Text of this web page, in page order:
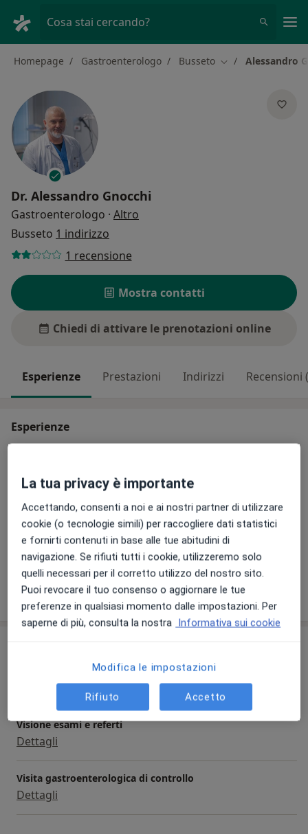
Cosa stai cercando?
Homepage Gastroenterologo Busseto Cambia città
Alessandro
Dr. Alessandro Gnocchi
Gastroenterologo · Altro
Busseto 1 indirizzo
1 recensione
Mostra contatti
Chiedi di attivare le prenotazioni online
Esperienze Prestazioni Indirizzi Recensioni
Esperienze
Aree di competenza principali:
Principali patologie trattate
Gastrite
Sindrome dell'intestino irritabile
Dolore addominale
Diarrea Helicobacter pylori
a11y_sr_more_diseases
Mostra dettagli
sull'esperienza
Visita gastroenterologica
Dettagli
Visione esami e referti
Dettagli
Visita gastroenterologica di controllo
Dettagli
La tua privacy è importante
Accettando, consenti a noi e ai nostri partner di utilizzare
cookie (o tecnologie simili) per raccogliere dati statistici
e fornirti contenuti in base alle tue abitudini di
navigazione. Se rifiuti tutti i cookie, utilizzeremo solo
quelli necessari per il corretto utilizzo del nostro sito.
Puoi revocare il tuo consenso o aggiornare le tue
preferenze in qualsiasi momento dalle impostazioni. Per
saperne di più, consulta la nostra Informativa sui cookie
Modifica le impostazioni
Rifiuto Accetto